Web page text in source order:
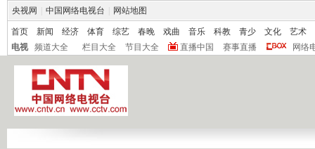
央视网 中国网络电视台 网站地图
首页 新闻 经济 体育 综艺 春晚 戏曲 音乐 科教 青少 文化
艺术
电视
频道大全 栏目大全 节目大全 直播中国 赛事直播 网络